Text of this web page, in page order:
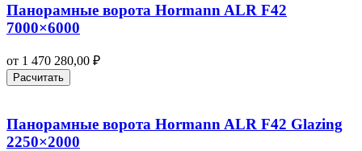
Панорамные ворота Hormann ALR F42
7000×6000
от 1 470 280,00 ₽
Расчитать
Панорамные ворота Hormann ALR F42 Glazing
2250×2000